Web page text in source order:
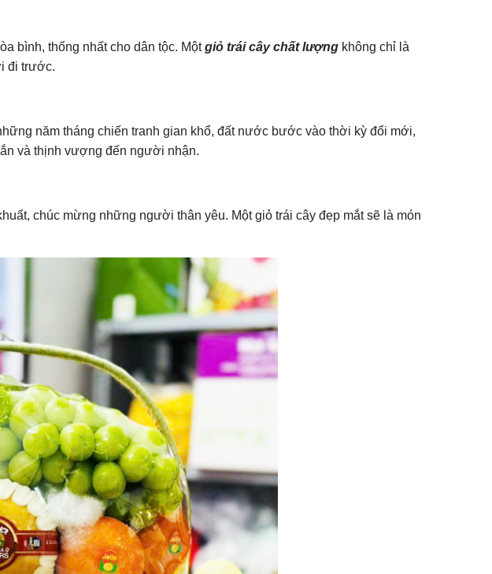
bình, thống nhất cho dân tộc. Mộtgiỏ trái cây chất lượng không chỉ là
đi trước.
năm tháng chiến tranh gian khổ, đất nước bước vào thời kỳ đổi mới,
và thịnh vượng đến người nhận.
chúc mừng những người thân yêu. Một giỏ trái cây đẹp mắt sẽ là món